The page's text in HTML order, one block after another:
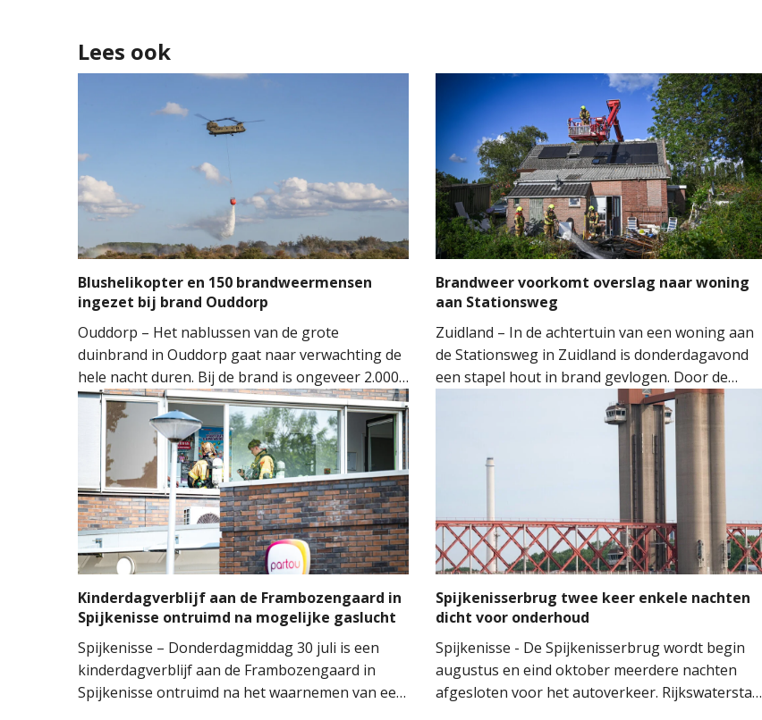
Lees ook
Blushelikopter en 150 brandweermensen
ingezet bij brand Ouddorp
Ouddorp – Het nablussen van de grote
duinbrand in Ouddorp gaat naar verwachting de
hele nacht duren. Bij de brand is ongeveer 2.000
vierkante meter natuur verloren gegaan. De
brand ontstond rond 14.00 uur, waarna de
brandweer groots opschaalde. Tientallen
brandweervoertuigen en ongeveer 150
brandweermensen werden ingezet om het vuur
onder controle te krijgen.
Brandweer voorkomt overslag naar woning
aan Stationsweg
Zuidland – In de achtertuin van een woning aan
de Stationsweg in Zuidland is donderdagavond
een stapel hout in brand gevlogen. Door de
snelle inzet van de brandweer kon worden
voorkomen dat het vuur oversloeg naar de
Kinderdagverblijf aan de Frambozengaard in
Spijkenisse ontruimd na mogelijke gaslucht
Spijkenisse – Donderdagmiddag 30 juli is een
kinderdagverblijf aan de Frambozengaard in
Spijkenisse ontruimd na het waarnemen van een
Spijkenisserbrug twee keer enkele nachten
dicht voor onderhoud
Spijkenisse - De Spijkenisserbrug wordt begin
augustus en eind oktober meerdere nachten
afgesloten voor het autoverkeer. Rijkswaterstaat